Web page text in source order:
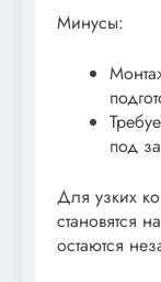
Минусы:
под
Для узких
становятся
остаются